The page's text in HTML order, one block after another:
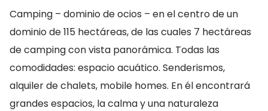
Camping – dominio de ocios – en el centro de un
dominio de 115 hectáreas, de las cuales 7 hectáreas
de camping con vista panorámica. Todas las
comodidades: espacio acuático. Senderismos,
alquiler de chalets, mobile homes. En él encontrará
grandes espacios, la calma y una naturaleza